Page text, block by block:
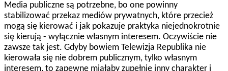
Media publiczne są potrzebne, bo one powinny
stabilizować przekaz mediów prywatnych, które przecież
mogą się kierować i jak pokazuje praktyka niejednokrotnie
się kierują - wyłącznie własnym interesem. Oczywiście nie
zawsze tak jest. Gdyby bowiem Telewizja Republika nie
kierowała się nie dobrem publicznym, tylko własnym
interesem, to zapewne miałaby zupełnie inny charakter i